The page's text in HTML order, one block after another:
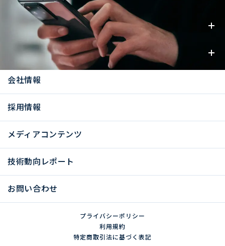
事業内容
お知らせ
会社情報
採用情報
メディアコンテンツ
技術動向レポート
お問い合わせ
プライバシーポリシー
利用規約
特定商取引法に基づく表記